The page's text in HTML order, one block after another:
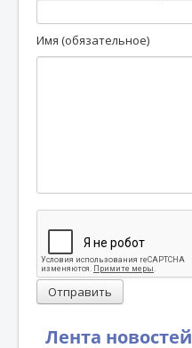
Лента новостей
Имя (обязательное)
Отправить